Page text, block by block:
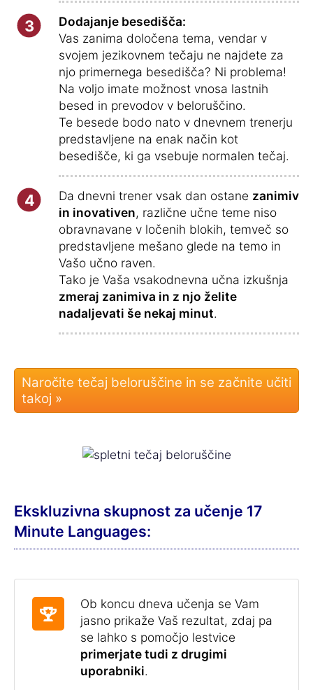
3
Dodajanje besedišča:
Vas zanima določena tema, vendar v
svojem jezikovnem tečaju ne najdete za
njo primernega besedišča? Ni problema!
Na voljo imate možnost vnosa lastnih
besed in prevodov v beloruščino.
Te besede bodo nato v dnevnem trenerju
predstavljene na enak način kot
besedišče, ki ga vsebuje normalen tečaj.
4 Da dnevni trener vsak dan ostane zanimiv
in inovativen, različne učne teme niso
obravnavane v ločenih blokih, temveč so
predstavljene mešano glede na temo in
Vašo učno raven.
Tako je Vaša vsakodnevna učna izkušnja
zmeraj zanimiva in z njo želite
nadaljevati še nekaj minut.
Naročite tečaj beloruščine in se začnite učiti
takoj »
Ekskluzivna skupnost za učenje 17
Minute Languages:
Ob koncu dneva učenja se Vam
jasno prikaže Vaš rezultat, zdaj pa
se lahko s pomočjo lestvice
primerjate tudi z drugimi
uporabniki.